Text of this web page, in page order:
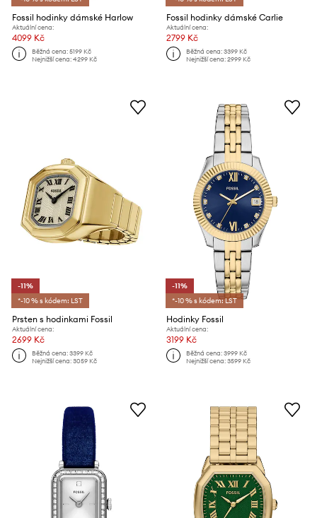
Fossil hodinky dámské Harlow
Aktuální cena:
4099 Kč
Běžná cena:5199 Kč
Nejnižší cena:4299 Kč
Fossil hodinky dámské Carlie
Aktuální cena:
2799 Kč
Běžná cena:3399 Kč
Nejnižší cena:2999 Kč
-11%
*-10 % s kódem: LST
Prsten s hodinkami Fossil
Aktuální cena:
2699 Kč
Běžná cena:3399 Kč
Nejnižší cena:3059 Kč
-11%
*-10 % s kódem: LST
Hodinky Fossil
Aktuální cena:
3199 Kč
Běžná cena:3999 Kč
Nejnižší cena:3599 Kč